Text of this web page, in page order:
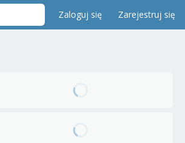
Zaloguj się Zarejestruj się